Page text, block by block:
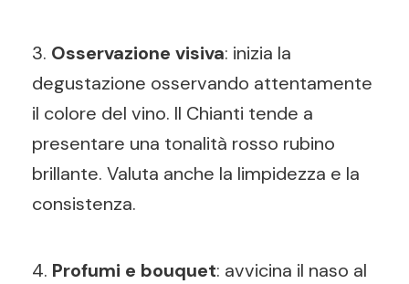
3. Osservazione visiva: inizia la
degustazione osservando attentamente
il colore del vino. Il Chianti tende a
presentare una tonalità rosso rubino
brillante. Valuta anche la limpidezza e la
consistenza.
4. Profumi e bouquet: avvicina il naso al